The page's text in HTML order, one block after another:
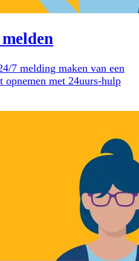
7 melding maken van een
opnemen met 24uurs-hulp